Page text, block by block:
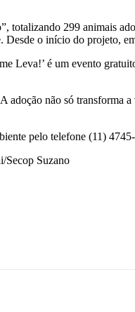
totalizando 299 animais
Desde o início do
Leva!’ é um evento
não só transforma
pelo telefone (11)
Secop Suzano